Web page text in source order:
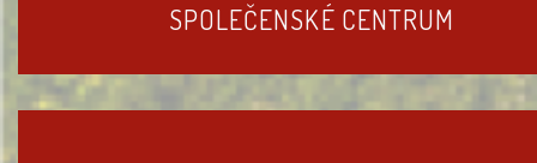
SPOLEČENSKÉ CENTRUM